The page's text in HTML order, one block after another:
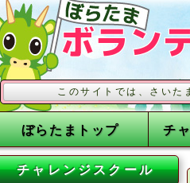
このサイトでは、さいたま市の事
ぼらたまトップ チ
チャレンジスクール